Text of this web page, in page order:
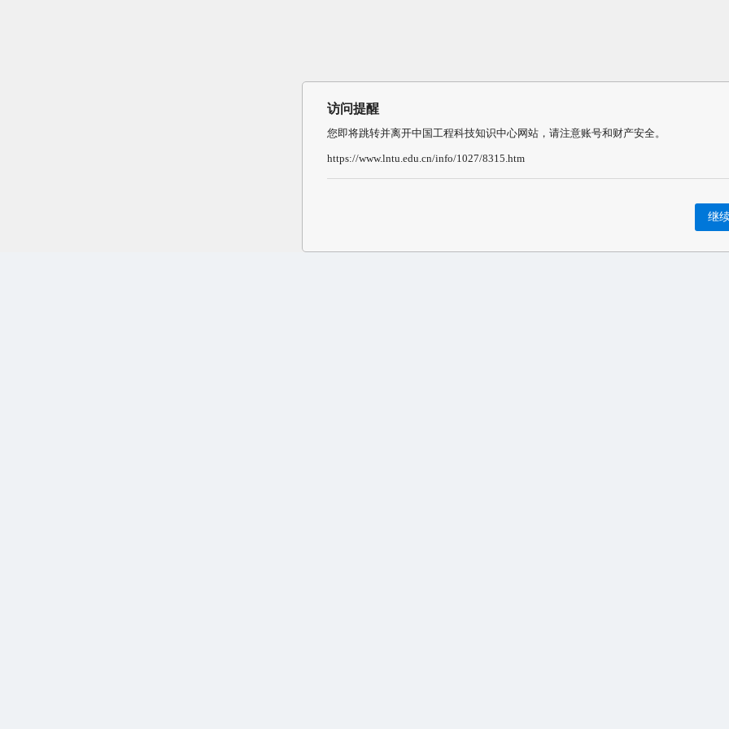
访问提醒
您即将跳转并离开中国工程科技知识中心网站，请注意账号和财产安全。
https://www.lntu.edu.cn/info/1027/8315.htm
继